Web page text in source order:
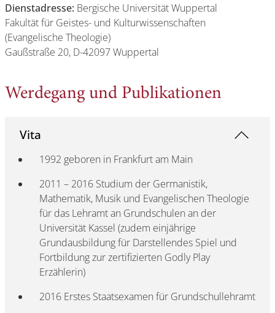
Dienstadresse: Bergische Universität Wuppertal
Fakultät für Geistes- und Kulturwissenschaften
(Evangelische Theologie)
Gaußstraße 20, D-42097 Wuppertal
Werdegang und Publikationen
Vita
1992 geboren in Frankfurt am Main
2011 – 2016 Studium der Germanistik,
Mathematik, Musik und Evangelischen Theologie
für das Lehramt an Grundschulen an der
Universität Kassel (zudem einjährige
Grundausbildung für Darstellendes Spiel und
Fortbildung zur zertifizierten Godly Play
Erzählerin)
2016 Erstes Staatsexamen für Grundschullehramt